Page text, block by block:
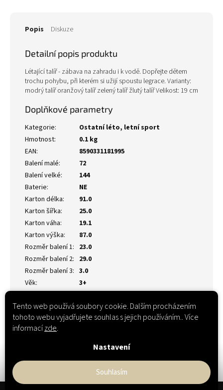
Tento web používá soubory cookie. Dalším procházením
tohoto webu vyjadřujete souhlas s jejich používáním.. Více
informacízde.
Nastavení
Souhlasím
Popis Diskuze
Detailní popis produktu
Létající talíř - zábava na zahradu i k vodě. Dopřejte dětem
trochu pohybu, při kterém si užijí spoustu legrace. Varianty:
modrý talíř oranžový talíř zelený talíř žlutý talíř Velikost: 19 cm
Doplňkové parametry
Kategorie:
Ostatní léto, letní sport
Hmotnost:
0.1 kg
EAN:
8590331181995
Balení malé:
72
Balení velké:
144
Baterie:
NE
Karton délka:
91.0
Karton šířka:
25.0
Karton váha:
19.1
Karton výška:
87.0
Rozměr balení 1: 23.0
Rozměr balení 2: 29.0
Rozměr balení 3: 3.0
Věk: 3+